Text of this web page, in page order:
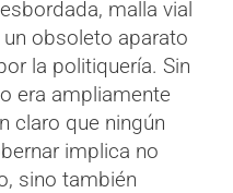
malla vial
obsoleto aparato
la politiquería. Sin
era ampliamente
claro que ningún
implica no
sino también